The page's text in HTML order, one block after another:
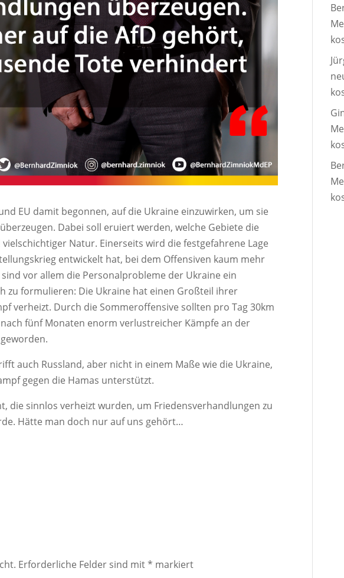
EU damit begonnen, auf die Ukraine einzuwirken, um sie
Dabei soll eruiert werden, welche Gebiete die
Natur. Einerseits wird die festgefahrene Lage
entwickelt hat, bei dem Offensiven kaum mehr
vor allem die Personalprobleme der Ukraine ein
zu formulieren: Die Ukraine hat einen Großteil ihrer
verheizt. Durch die Sommeroffensive sollten pro Tag 30km
fünf Monaten enorm verlustreicher Kämpfe an der
auch Russland, aber nicht in einem Maße wie die Ukraine,
gegen die Hamas unterstützt.
die sinnlos verheizt wurden, um Friedensverhandlungen zu
Hätte man doch nur auf uns gehört…
Erforderliche Felder sind mit* markiert